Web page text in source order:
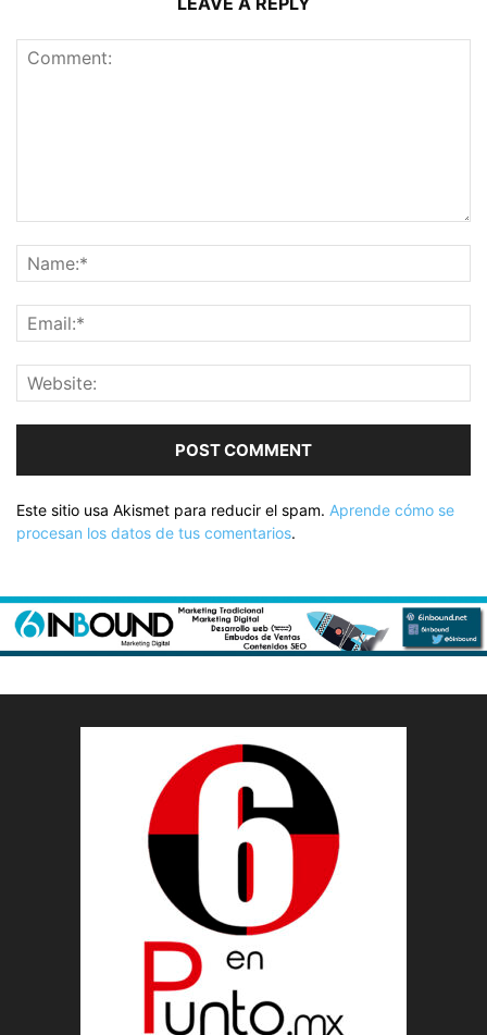
Este sitio usa Akismet para reducir el spam. Aprende cómo se
procesan los datos de tus comentarios.